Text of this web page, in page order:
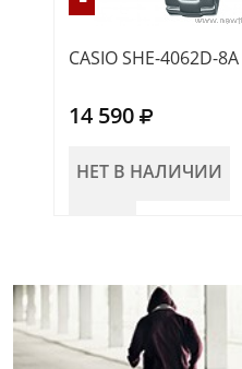
CASIO SHE-4062D-8A
14 590
НЕТ В НАЛИЧИИ